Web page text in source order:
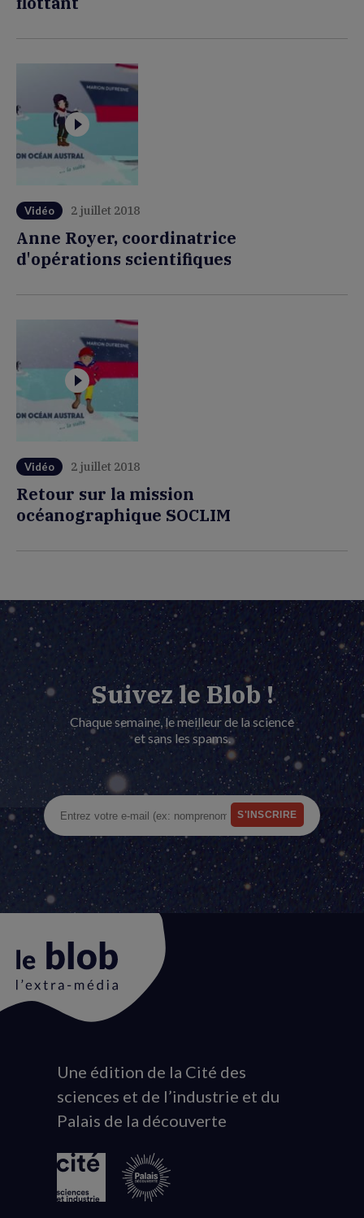
Vidéo 2 juillet 2018
Anne Royer, coordinatrice
d'opérations scientifiques
Vidéo 2 juillet 2018
Retour sur la mission
océanographique SOCLIM
Suivez le Blob !
Chaque semaine, le meilleur de la science
et sans les spams.
Animation
du
logo
Une édition de la Cité des
sciences et de l’industrie et du
Palais de la découverte